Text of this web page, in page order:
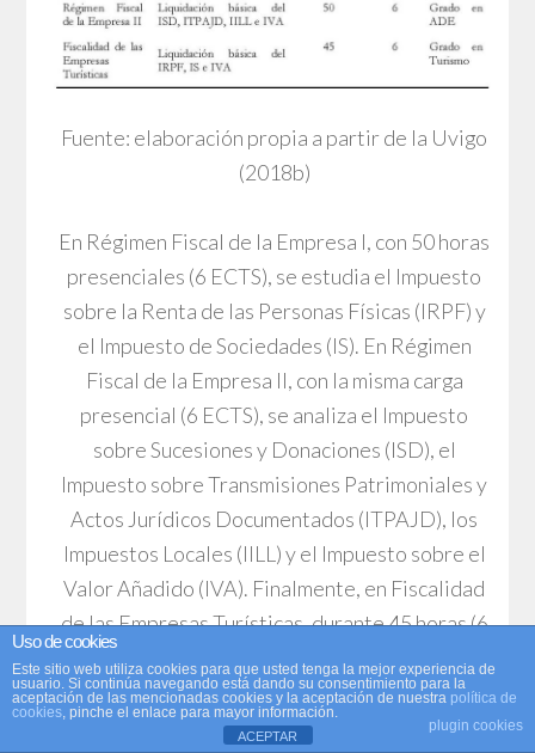
Fuente: elaboración propia a partir de la Uvigo
(2018b)
En Régimen Fiscal de la Empresa I, con 50 horas
presenciales (6 ECTS), se estudia el Impuesto
sobre la Renta de las Personas Físicas (IRPF) y
el Impuesto de Sociedades (IS). En Régimen
Fiscal de la Empresa II, con la misma carga
presencial (6 ECTS), se analiza el Impuesto
sobre Sucesiones y Donaciones (ISD), el
Impuesto sobre Transmisiones Patrimoniales y
Actos Jurídicos Documentados (ITPAJD), los
Impuestos Locales (IILL) y el Impuesto sobre el
Valor Añadido (IVA). Finalmente, en Fiscalidad
de las Empresas Turísticas, durante 45 horas (6
ECTS), se analiza el IRPF, IS y el IVA. Aunque el
contenido pueda parecer muy parecido entre
Régimen Fiscal de la Empresa I y Fiscalidad de
Uso de cookies
Este sitio web utiliza cookies para que usted tenga la mejor experiencia de
usuario. Si continúa navegando está dando su consentimiento para la
aceptación de las mencionadas cookies y la aceptación de nuestra política de
cookies, pinche el enlace para mayor información.
plugin cookies
ACEPTAR